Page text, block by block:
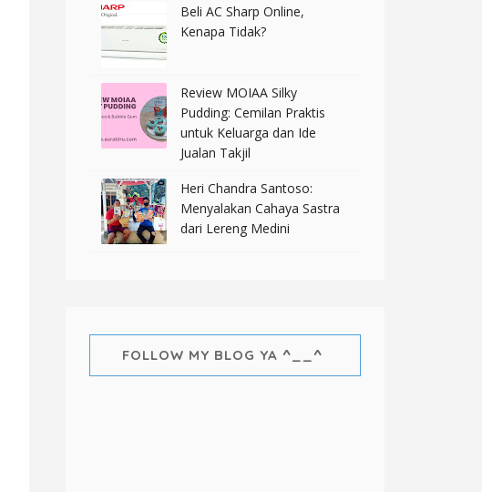
Beli AC Sharp Online,
Kenapa Tidak?
Review MOIAA Silky
Pudding: Cemilan Praktis
untuk Keluarga dan Ide
Jualan Takjil
Heri Chandra Santoso:
Menyalakan Cahaya Sastra
dari Lereng Medini
FOLLOW MY BLOG YA ^__^